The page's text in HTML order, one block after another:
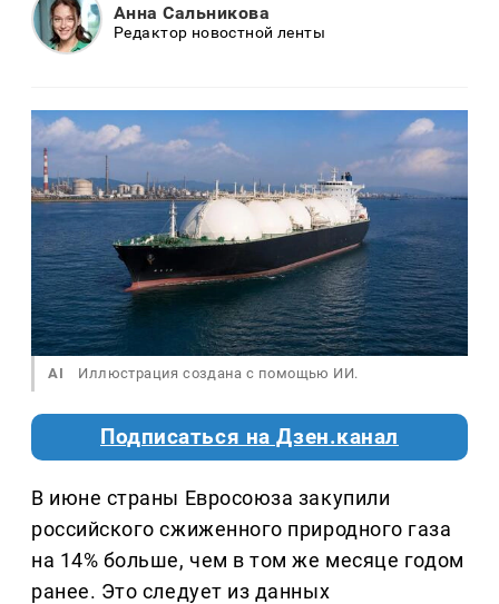
Анна Сальникова
Редактор новостной ленты
AI Иллюстрация создана с помощью ИИ.
Подписаться на Дзен.канал
В июне страны Евросоюза закупили
российского сжиженного природного газа
на 14% больше, чем в том же месяце годом
ранее. Это следует из данных